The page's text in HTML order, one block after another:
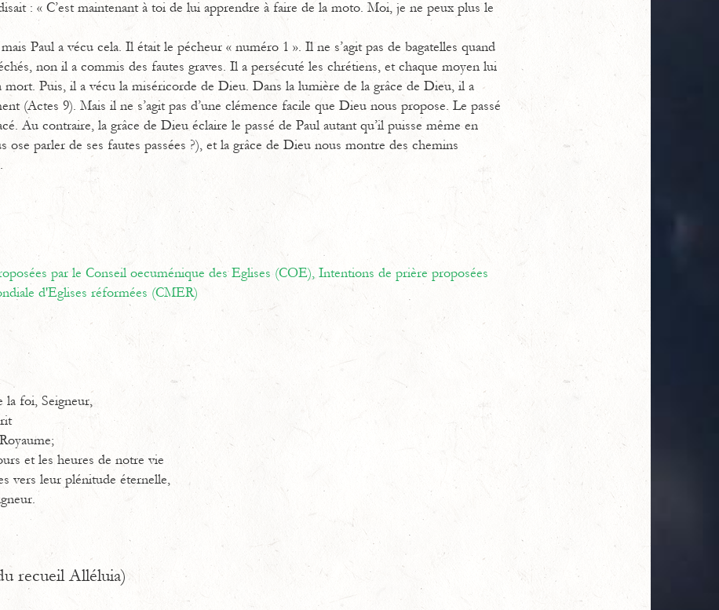
: « C’est maintenant à toi de lui apprendre à faire de la moto. Moi, je ne peux plus le
Paul a vécu cela. Il était le pécheur « numéro 1 ». Il ne s’agit pas de bagatelles quand
non il a commis des fautes graves. Il a persécuté les chrétiens, et chaque moyen lui
mort. Puis, il a vécu la miséricorde de Dieu. Dans la lumière de la grâce de Dieu, il a
(Actes 9). Mais il ne s’agit pas d’une clémence facile que Dieu nous propose. Le passé
Au contraire, la grâce de Dieu éclaire le passé de Paul autant qu’il puisse même en
ose parler de ses fautes passées ?), et la grâce de Dieu nous montre des chemins
par le Conseil oecuménique des Eglises (COE), Intentions de prière proposées
d'Eglises réformées (CMER)
la foi, Seigneur,
et les heures de notre vie
vers leur plénitude éternelle,
recueil Alléluia)